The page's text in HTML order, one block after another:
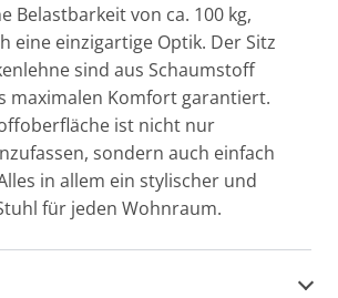
Belastbarkeit von ca. 100 kg,
eine einzigartige Optik. Der Sitz
sind aus Schaumstoff
maximalen Komfort garantiert.
ist nicht nur
sondern auch einfach
in allem ein stylischer und
für jeden Wohnraum.